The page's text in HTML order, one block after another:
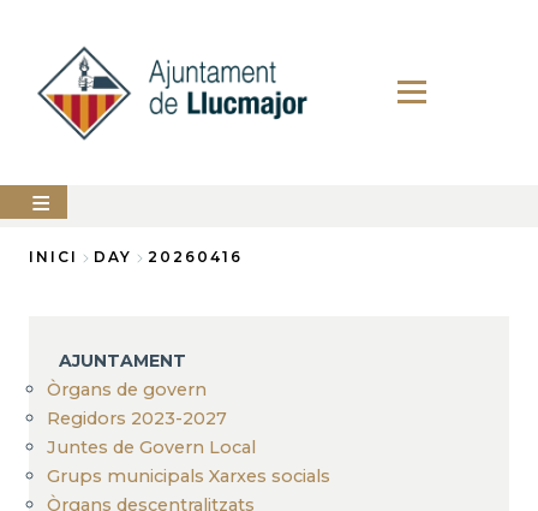
contingut
AJUNTAMENT
SERVEIS
MUNICIPALS
PERFIL
DEL
CONTRACTANT
ANUNCIS
INICI DAY 20260416
AJUNTAMENT
Òrgans de govern
Regidors 2023-2027
Juntes de Govern Local
Grups municipals Xarxes socials
Òrgans descentralitzats